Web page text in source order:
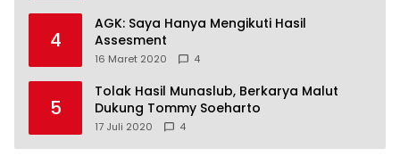
4
AGK: Saya Hanya Mengikuti Hasil
Assesment
16 Maret 2020 4
5
Tolak Hasil Munaslub, Berkarya Malut
Dukung Tommy Soeharto
17 Juli 2020 4